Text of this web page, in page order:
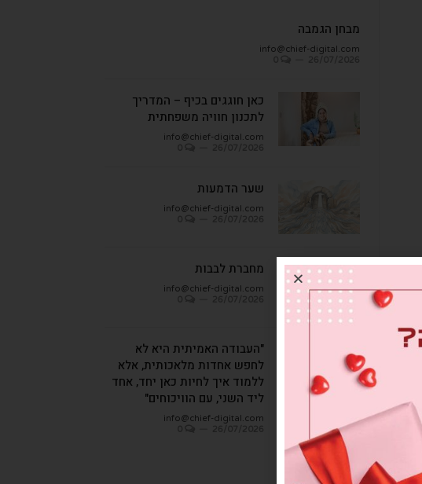
מבחן הגמבה
info@chief-digital.com
כאן חוגגים בכיף – המדריך
לתכנון חוויה משפחתית
info@chief-digital.com
שער הדמעות
info@chief-digital.com
מחברת לבבות
info@chief-digital.com
"העבודה האמיתית היא לא
לחפש אחדות מלאכותית, אלא
ללמוד איך לחיות כאן יחד, אחד
ליד השני, עם הוויכוחים"
info@chief-digital.com